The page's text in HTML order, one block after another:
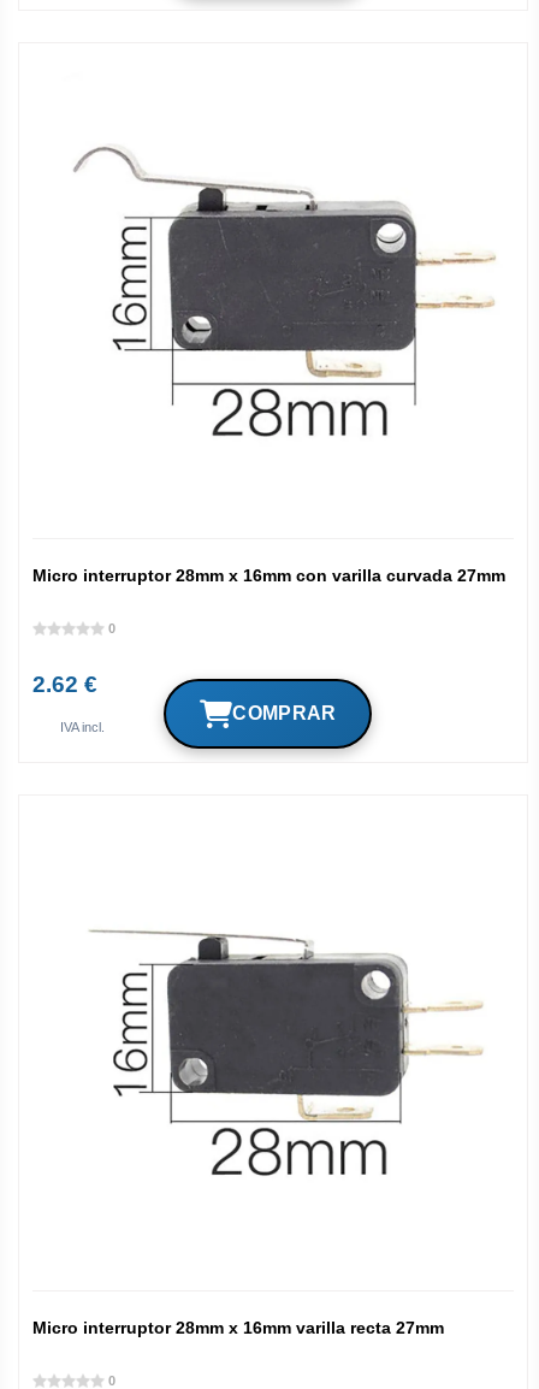
Micro interruptor 28mm x 16mm con varilla curvada 27mm
0
2.62 €
IVA incl.
Micro interruptor 28mm x 16mm varilla recta 27mm
0